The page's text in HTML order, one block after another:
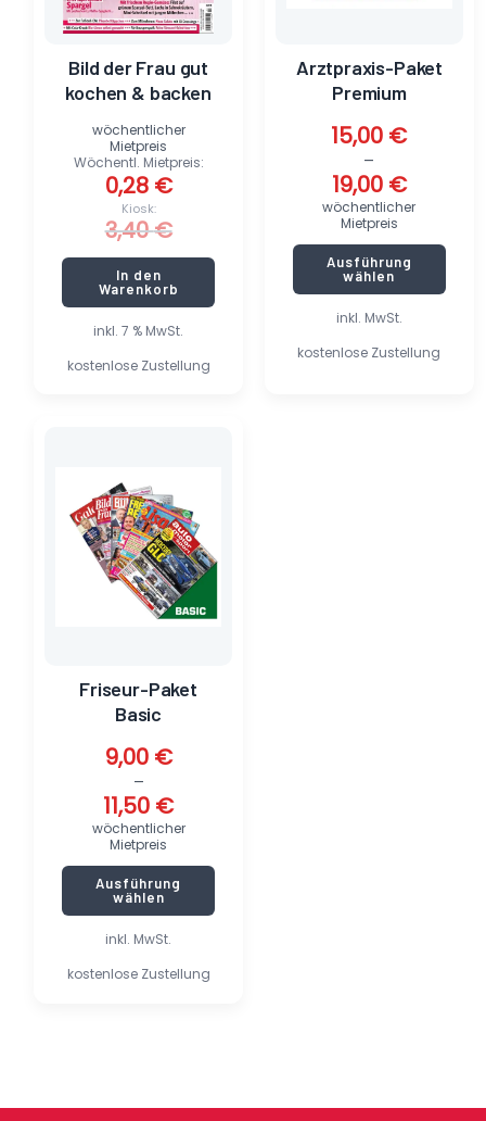
inkl. 7 % MwSt.
kostenlose Zustellung
Bild der Frau gut
kochen & backen
Kiosk:
3,40€
Wöchentl. Mietpreis:
0,28 €
wöchentlicher
Mietpreis
In den
Warenkorb
inkl. MwSt.
kostenlose Zustellung
Arztpraxis-Paket
Premium
15,00 €
–
19,00 €
wöchentlicher
Mietpreis
Ausführung
wählen
gewählt
werden
inkl. MwSt.
kostenlose Zustellung
Friseur-Paket
Basic
9,00 €
–
11,50 €
wöchentlicher
Mietpreis
Ausführung
wählen
mehrere
Varianten
auf.
Die
Optionen
können
gewählt
werden